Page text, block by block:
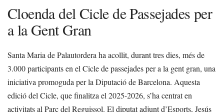
Cloenda del Cicle de Passejades per
a la Gent Gran
Santa Maria de Palautordera ha acollit, durant tres dies, més de
3.000 participants en el Cicle de passejades per a la gent gran, una
iniciativa promoguda per la Diputació de Barcelona. Aquesta
edició del Cicle, que finalitza el 2025-2026, s’ha centrat en
activitats al Parc del Reguissol. El diputat adjunt d’Esports, Jesús